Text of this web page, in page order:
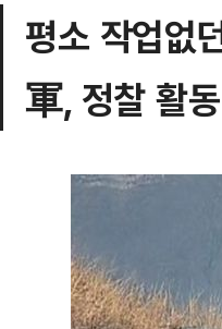
평소 작업없
軍, 정찰 활